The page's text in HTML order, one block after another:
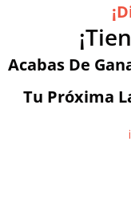
Acabas De
Tu Próxima